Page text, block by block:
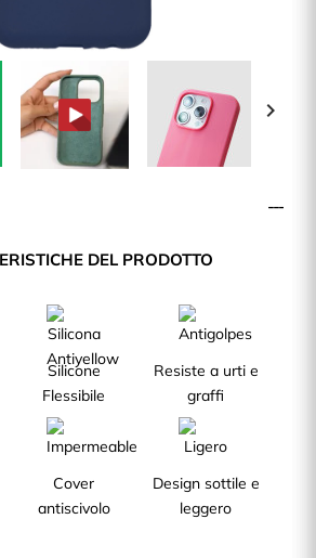

DEL PRODOTTO
Silicone
Flessibile
Resiste a urti e
graffi
Cover
antiscivolo
Design sottile e
leggero